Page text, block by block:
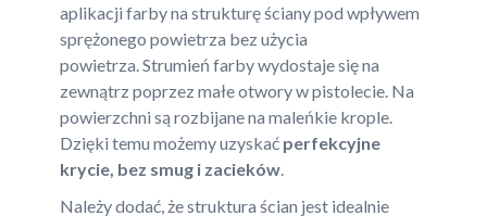
aplikacji farby na strukturę ściany pod wpływem
sprężonego powietrza bez użycia
powietrza. Strumień farby wydostaje się na
zewnątrz poprzez małe otwory w pistolecie. Na
powierzchni są rozbijane na maleńkie krople.
Dzięki temu możemy uzyskać perfekcyjne
krycie, bez smug i zacieków.
Należy dodać, że struktura ścian jest idealnie